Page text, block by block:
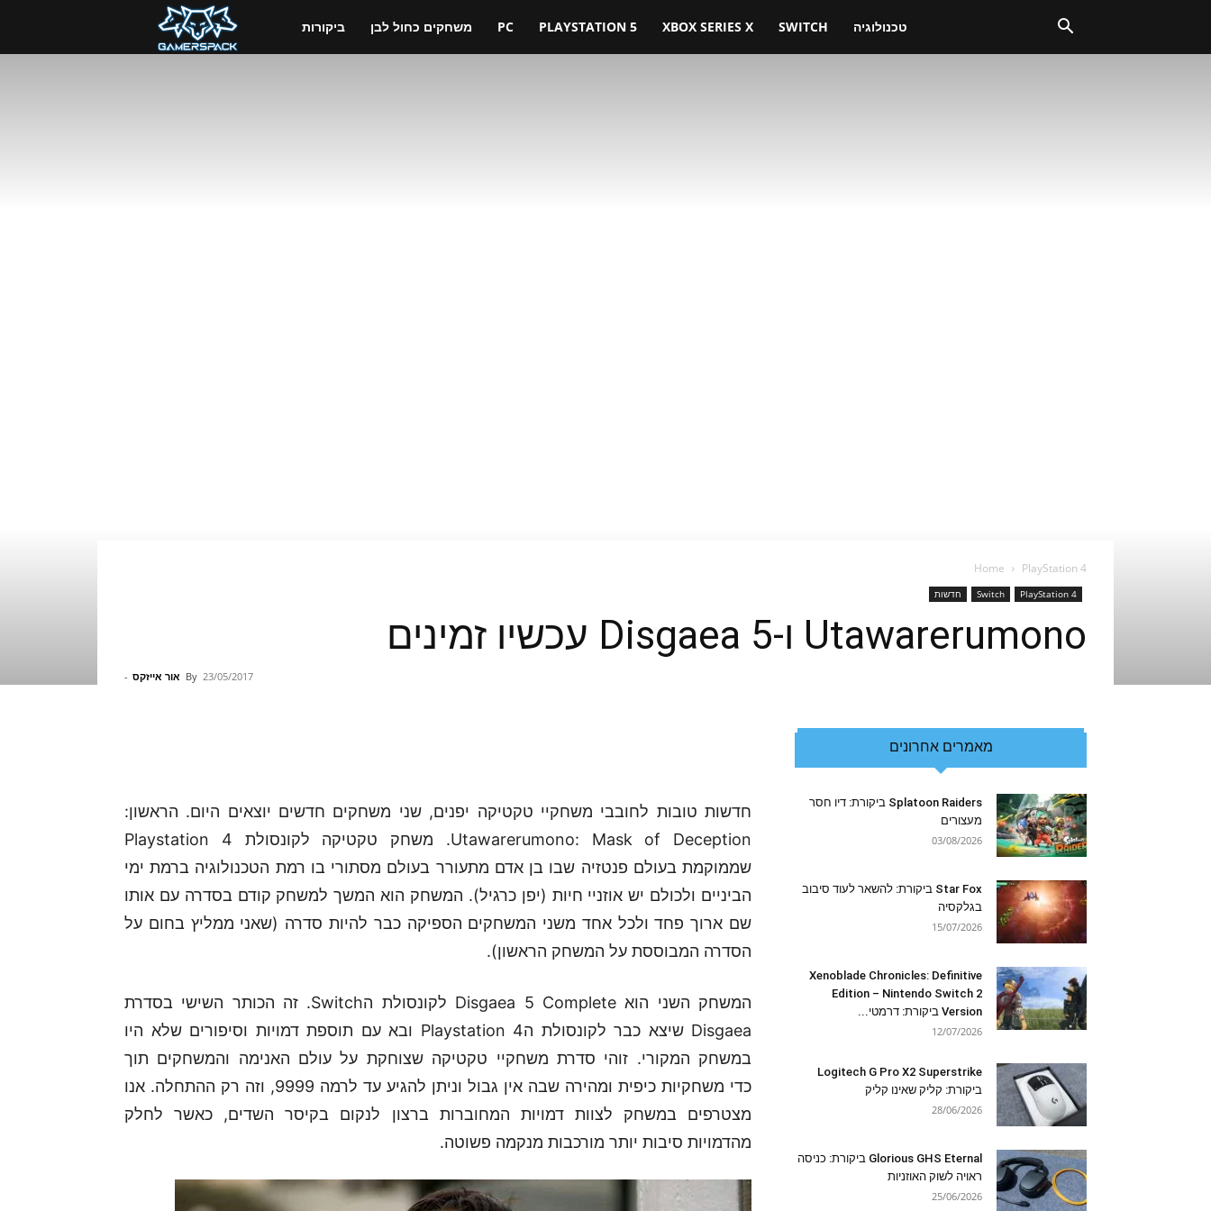
ביקורות משחקים כחול לבן PC PLAYSTATION 5 XBOX SERIES X SWITCH טכנולוגיה
Home PlayStation 4
PlayStation 4
Switch חדשות
Utawarerumono ו-Disgaea 5 עכשיו זמינים
By אור אייזקס - 23/05/2017
חדשות טובות לחובבי משחקיי טקטיקה יפנים, שני משחקים חדשים יוצאים היום. הראשון:
Utawarerumono: Mask of Deception. משחק טקטיקה לקונסולת Playstation 4
שממוקמת בעולם פנטזיה שבו בן אדם מתעורר בעולם מסתורי בו רמת הטכנולוגיה ברמת ימי
הביניים ולכולם יש אוזניי חיות (יפן כרגיל). המשחק הוא המשך למשחק קודם בסדרה עם אותו
שם ארוך פחד ולכל אחד משני המשחקים הספיקה כבר להיות סדרה (שאני ממליץ בחום על
הסדרה המבוססת על המשחק הראשון).
המשחק השני הוא Disgaea 5 Complete לקונסולת הSwitch. זה הכותר השישי בסדרת
Disgaea שיצא כבר לקונסולת הPlaystation 4 ובא עם תוספת דמויות וסיפורים שלא היו
במשחק המקורי. זוהי סדרת משחקיי טקטיקה שצוחקת על עולם האנימה והמשחקים תוך
כדי משחקיות כיפית ומהירה שבה אין גבול וניתן להגיע עד לרמה 9999, וזה רק ההתחלה. אנו
מצטרפים במשחק לצוות דמויות המחוברות ברצון לנקום בקיסר השדים, כאשר לחלק
מהדמויות סיבות יותר מורכבות מנקמה פשוטה.
מאמרים אחרונים
Splatoon Raiders ביקורת: דיו חסר
מעצורים
03/08/2026
Star Fox ביקורת: להשאר לעוד סיבוב
בגלקסיה
15/07/2026
Xenoblade Chronicles: Definitive
Edition – Nintendo Switch 2
Version ביקורת: דרמטי...
12/07/2026
Logitech G Pro X2 Superstrike
ביקורת: קליק שאינו קליק
28/06/2026
Glorious GHS Eternal ביקורת: כניסה
ראויה לשוק האוזניות
25/06/2026